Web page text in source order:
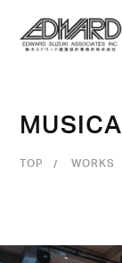
M US CA
TOP WORKS